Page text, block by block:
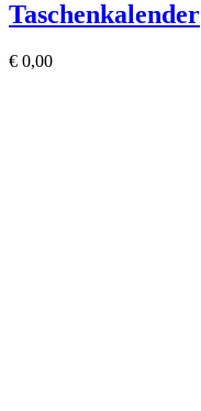
Taschenkalender
€ 0,00